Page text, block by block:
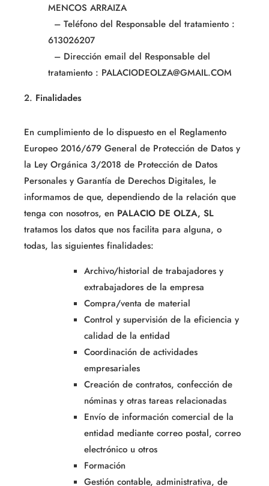
MENCOS ARRAIZA
– Teléfono del Responsable del tratamiento :
613026207
– Dirección email del Responsable del
tratamiento : PALACIODEOLZA@GMAIL.COM
2. Finalidades
En cumplimiento de lo dispuesto en el Reglamento
Europeo 2016/679 General de Protección de Datos y
la Ley Orgánica 3/2018 de Protección de Datos
Personales y Garantía de Derechos Digitales, le
informamos de que, dependiendo de la relación que
tenga con nosotros, en PALACIO DE OLZA, SL
tratamos los datos que nos facilita para alguna, o
todas, las siguientes finalidades:
Archivo/historial de trabajadores y
extrabajadores de la empresa
Compra/venta de material
Control y supervisión de la eficiencia y
calidad de la entidad
Coordinación de actividades
empresariales
Creación de contratos, confección de
nóminas y otras tareas relacionadas
Envío de información comercial de la
entidad mediante correo postal, correo
electrónico u otros
Formación
Gestión contable, administrativa, de